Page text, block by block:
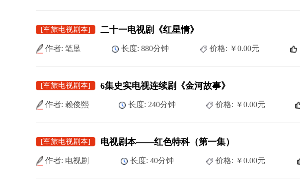
[军旅电视剧本] 二十一电视剧《红星情》
作者: 笔垦 长度: 880分钟 价格: ￥0.00元
[军旅电视剧本] 6集史实电视连续剧《金河故事》
作者: 赖俊熙 长度: 240分钟 价格: ￥0.00元
[军旅电视剧本] 电视剧本——红色特科（第一集）
作者: 电视剧 长度: 40分钟 价格: ￥0.00元